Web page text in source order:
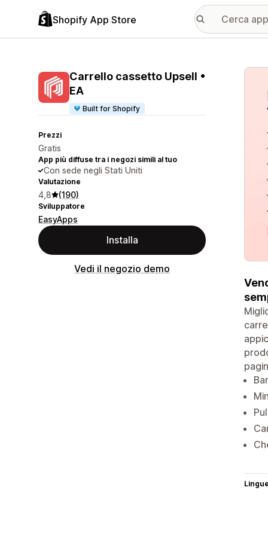
Shopify App Store
Carrello cassetto Upsell •
EA
Built for Shopify
Prezzi
Gratis
App più diffuse tra i negozi simili al tuo
Con sede negli Stati Uniti
Valutazione
4,8 (190)
Sviluppatore
EasyApps
Installa
Vedi il negozio demo
Lingue